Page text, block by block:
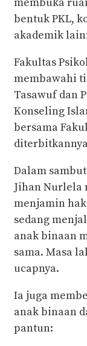
membuka
bentuk PKL,
akademik
Fakultas
membawahi
Tasawuf dan
Konseling
bersama
diterbitkannya
Dalam
Jihan Nurlela
menjamin
sedang
anak binaan
sama. Masa
ucapnya.
Ia juga
anak binaan
pantun: